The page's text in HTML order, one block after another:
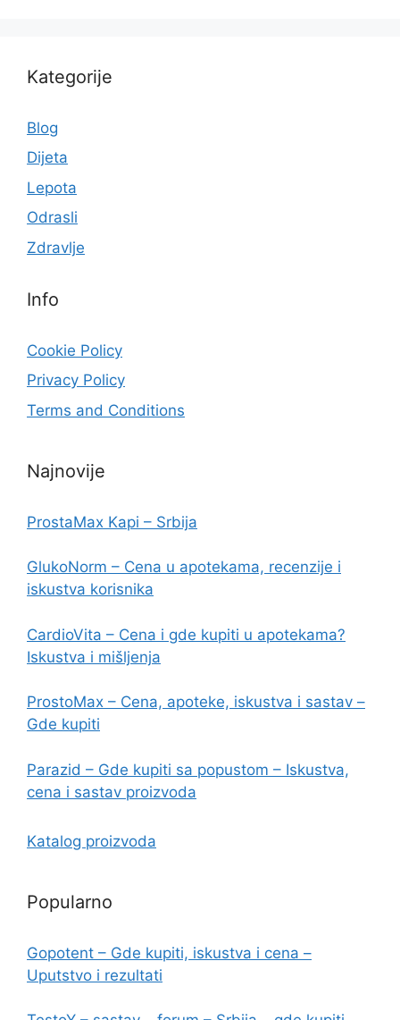
Kategorije
Blog
Dijeta
Lepota
Odrasli
Zdravlje
Info
Cookie Policy
Privacy Policy
Terms and Conditions
Najnovije
ProstaMax Kapi – Srbija
GlukoNorm – Cena u apotekama, recenzije i
iskustva korisnika
CardioVita – Cena i gde kupiti u apotekama?
Iskustva i mišljenja
ProstoMax – Cena, apoteke, iskustva i sastav –
Gde kupiti
Parazid – Gde kupiti sa popustom – Iskustva,
cena i sastav proizvoda
Katalog proizvoda
Popularno
Gopotent – Gde kupiti, iskustva i cena –
Uputstvo i rezultati